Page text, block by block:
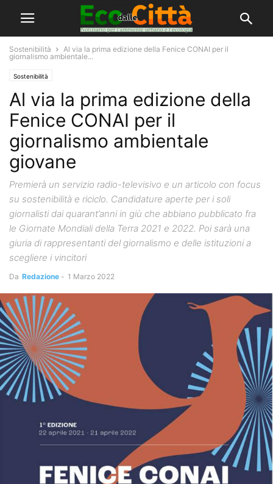
Sostenibilità
Al via la prima edizione della Fenice CONAI per il
giornalismo ambientale...
Sostenibilità
Al via la prima edizione della
Fenice CONAI per il
giornalismo ambientale
giovane
Premierà un servizio radio-televisivo e un articolo con focus
su sostenibilità e riciclo. Candidature aperte per i soli
giornalisti dai quarant’anni in giù che abbiano pubblicato fra
le Giornate Mondiali della Terra 2021 e 2022. Poi sarà una
giuria di rappresentanti del giornalismo e delle istituzioni a
scegliere i vincitori
Da Redazione - 1 Marzo 2022